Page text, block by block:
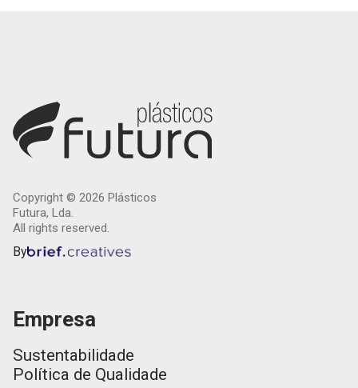
Copyright © 2026 Plásticos
Futura, Lda.
All rights reserved.
By
Empresa
Sustentabilidade
Política de Qualidade